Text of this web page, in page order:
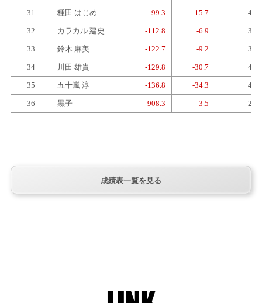
31 種田 はじめ -99.3 -15.7 4
32 カラカル 建史 -112.8 -6.9 3
33 鈴木 麻美 -122.7 -9.2 3
34 川田 雄貴 -129.8 -30.7 4
35 五十嵐 淳 -136.8 -34.3 4
36 黒子 -908.3 -3.5 2
成績表一覧を見る